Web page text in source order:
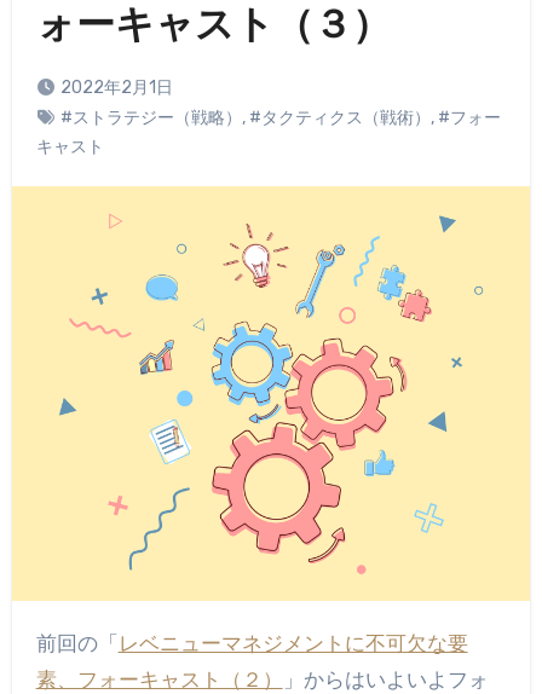
ォーキャスト（３）
2022年2月1日
#ストラテジー（戦略） , #タクティクス（戦術） , #フォー
キャスト
前回の「レベニューマネジメントに不可欠な要
素、フォーキャスト（２）
」からはいよいよフォ